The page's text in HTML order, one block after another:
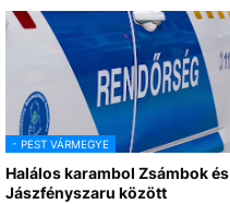
- PEST VÁRMEGYE
Halálos karambol Zsámbok és
Jászfényszaru között